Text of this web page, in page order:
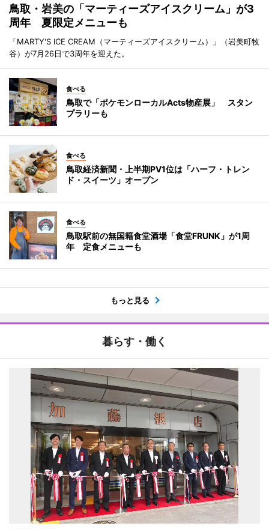
鳥取・岩美の「マーティーズアイスクリーム」が3
周年 夏限定メニューも
「MARTY'S ICE CREAM（マーティーズアイスクリーム）」（岩美町牧
谷）が7月26日で3周年を迎えた。
食べる
鳥取で「ポケモンローカルActs物産展」 スタン
プラリーも
食べる
鳥取経済新聞・上半期PV1位は「ハーフ・トレン
ド・スイーツ」オープン
食べる
鳥取駅前の無国籍食堂酒場「食堂FRUNK」が1周
年 定食メニューも
もっと見る
暮らす・働く